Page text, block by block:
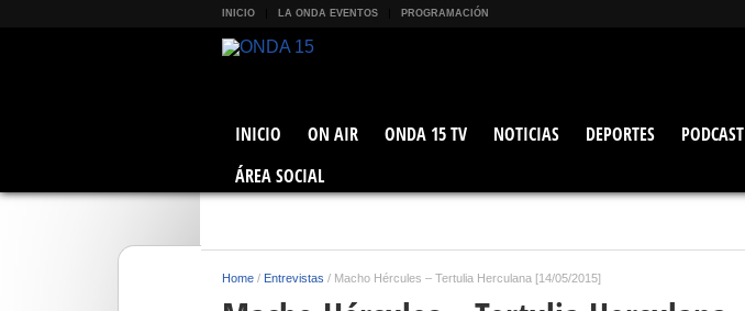
INICIO LA ONDA EVENTOS PROGRAMACIÓN
INICIO ON AIR ONDA 15 TV NOTICIAS DEPORTES PODCAST
ÁREA SOCIAL
Home / Entrevistas / Macho Hércules – Tertulia Herculana [14/05/2015]